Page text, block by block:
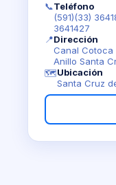
📞Teléfono
(591)(33)
3641427
📍Dirección
Canal Cotoca
Anillo Santa
🗺️Ubicación
Santa Cruz